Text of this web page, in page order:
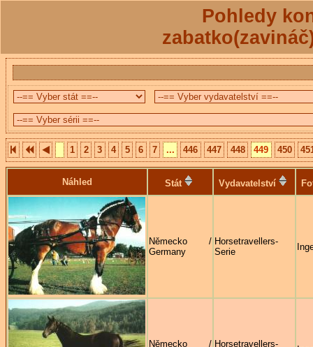
Pohledy
1 2 3 4 5 6 7 ... 446 447 448 449 450
Náhled Stát Vydavatelství
Německo /
Germany
Horsetravellers-
Serie
Německo / Horsetravellers-